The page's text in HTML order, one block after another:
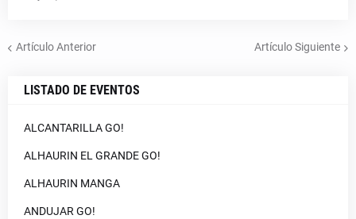
Artículo Anterior Artículo Siguiente
LISTADO DE EVENTOS
ALCANTARILLA GO!
ALHAURIN EL GRANDE GO!
ALHAURIN MANGA
ANDUJAR GO!